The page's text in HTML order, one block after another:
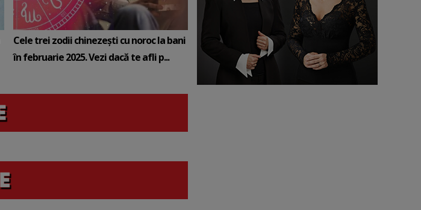
Cele trei zodii chinezești cu noroc la bani
în februarie 2025. Vezi dacă te afli p...